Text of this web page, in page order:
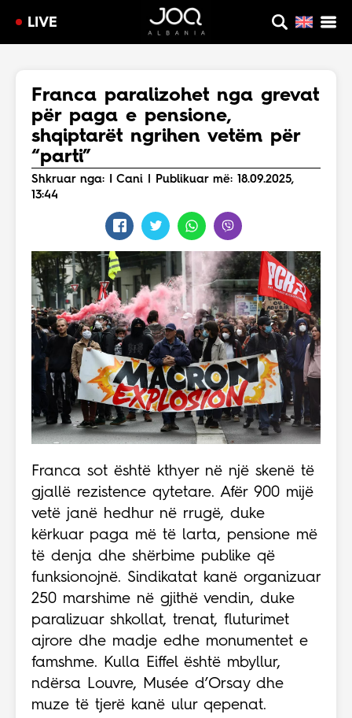
LIVE
Franca paralizohet nga grevat
për paga e pensione,
shqiptarët ngrihen vetëm për
“parti”
Shkruar nga: I Cani | Publikuar më: 18.09.2025,
13:44
Franca sot është kthyer në një skenë të
gjallë rezistence qytetare. Afër 900 mijë
vetë janë hedhur në rrugë, duke
kërkuar paga më të larta, pensione më
të denja dhe shërbime publike që
funksionojnë. Sindikatat kanë organizuar
250 marshime në gjithë vendin, duke
paralizuar shkollat, trenat, fluturimet
ajrore dhe madje edhe monumentet e
famshme. Kulla Eiffel është mbyllur,
ndërsa Louvre, Musée d’Orsay dhe
muze të tjerë kanë ulur qepenat.